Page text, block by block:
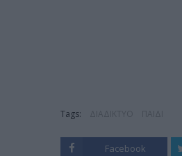
Tags:
Facebook